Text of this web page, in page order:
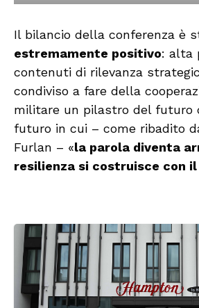
Il bilancio della conferenza è
estremamente positivo: alta
contenuti di rilevanza
condiviso a fare della
militare un pilastro del futuro
futuro in cui – come ribadito
Furlan – «la parola diventa
resilienza si costruisce con il